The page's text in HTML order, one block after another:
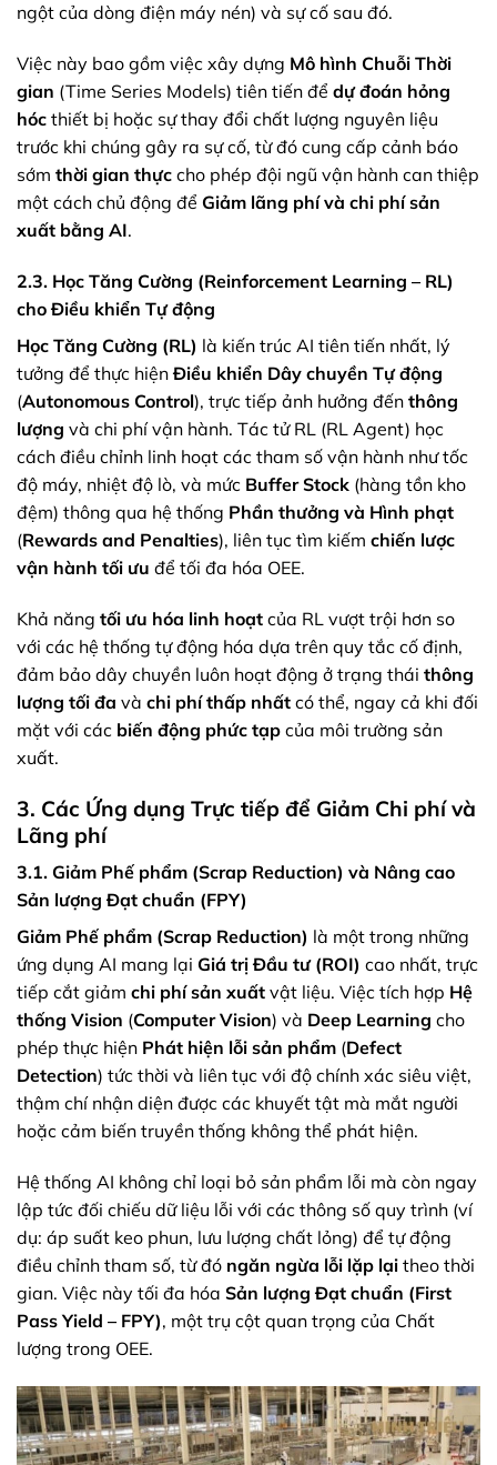
ngột của dòng điện máy nén) và sự cố sau đó.
Việc này bao gồm việc xây dựng Mô hình Chuỗi Thời
gian (Time Series Models) tiên tiến để dự đoán hỏng
hóc thiết bị hoặc sự thay đổi chất lượng nguyên liệu
trước khi chúng gây ra sự cố, từ đó cung cấp cảnh báo
sớm thời gian thực cho phép đội ngũ vận hành can thiệp
một cách chủ động để Giảm lãng phí và chi phí sản
xuất bằng AI.
2.3. Học Tăng Cường (Reinforcement Learning – RL)
cho Điều khiển Tự động
Học Tăng Cường (RL) là kiến trúc AI tiên tiến nhất, lý
tưởng để thực hiệnĐiều khiển Dây chuyền Tự động
(Autonomous Control), trực tiếp ảnh hưởng đến thông
lượng và chi phí vận hành. Tác tử RL (RL Agent) học
cách điều chỉnh linh hoạt các tham số vận hành như tốc
độ máy, nhiệt độ lò, và mức Buffer Stock (hàng tồn kho
đệm) thông qua hệ thống Phần thưởng và Hình phạt
(Rewards and Penalties), liên tục tìm kiếm chiến lược
vận hành tối ưu để tối đa hóa OEE.
Khả năng tối ưu hóa linh hoạt của RL vượt trội hơn so
với các hệ thống tự động hóa dựa trên quy tắc cố định,
đảm bảo dây chuyền luôn hoạt động ở trạng thái thông
lượng tối đa và chi phí thấp nhất có thể, ngay cả khi đối
mặt với các biến động phức tạp của môi trường sản
xuất.
3. Các Ứng dụng Trực tiếp để Giảm Chi phí và
Lãng phí
3.1. Giảm Phế phẩm (Scrap Reduction) và Nâng cao
Sản lượng Đạt chuẩn (FPY)
Giảm Phế phẩm (Scrap Reduction) là một trong những
ứng dụng AI mang lại Giá trị Đầu tư (ROI) cao nhất, trực
tiếp cắt giảm chi phí sản xuất vật liệu. Việc tích hợp Hệ
thống Vision (Computer Vision) và Deep Learning cho
phép thực hiện Phát hiện lỗi sản phẩm (Defect
Detection) tức thời và liên tục với độ chính xác siêu việt,
thậm chí nhận diện được các khuyết tật mà mắt người
hoặc cảm biến truyền thống không thể phát hiện.
Hệ thống AI không chỉ loại bỏ sản phẩm lỗi mà còn ngay
lập tức đối chiếu dữ liệu lỗi với các thông số quy trình (ví
dụ: áp suất keo phun, lưu lượng chất lỏng) để tự động
điều chỉnh tham số, từ đó ngăn ngừa lỗi lặp lại theo thời
gian. Việc này tối đa hóa Sản lượng Đạt chuẩn (First
Pass Yield – FPY), một trụ cột quan trọng của Chất
lượng trong OEE.